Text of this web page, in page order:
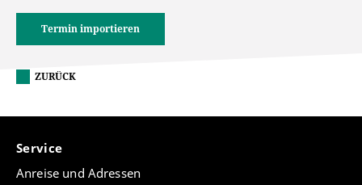
Termin importieren
ZURÜCK
Service
Anreise und Adressen